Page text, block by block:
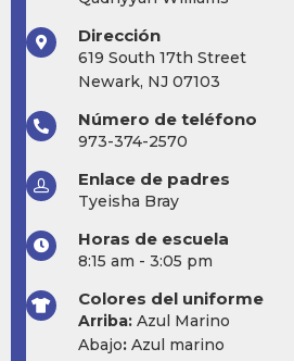
Dirección
619 South 17th Street
Newark, NJ 07103
Número de teléfono
973-374-2570
Enlace de padres
Tyeisha Bray
Horas de escuela
8:15 am - 3:05 pm
Colores del uniforme
Arriba: Azul Marino
Abajo: Azul marino